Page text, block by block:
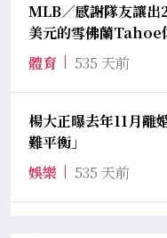
MLB／感謝隊友讓
美元的雪佛蘭Tahoe
體育
535 天前
楊大正曝去年11月離
難平衡」
娛樂
535 天前